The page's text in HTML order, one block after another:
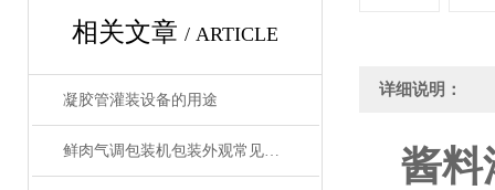
相关文章 / ARTICLE
凝胶管灌装设备的用途
鲜肉气调包装机包装外观常见问题与处理方法
详细说明：
酱料